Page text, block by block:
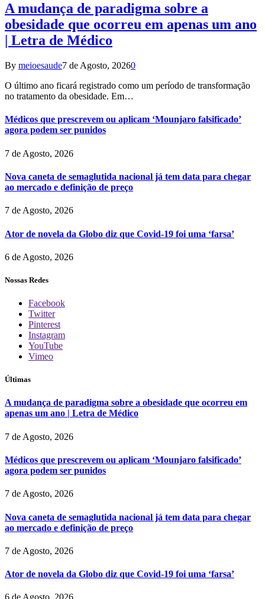
A mudança de paradigma sobre a
obesidade que ocorreu em apenas um ano
| Letra de Médico
By meioesaude7 de Agosto, 20260
O último ano ficará registrado como um período de transformação
no tratamento da obesidade. Em…
Médicos que prescrevem ou aplicam ‘Mounjaro falsificado’
agora podem ser punidos
7 de Agosto, 2026
Nova caneta de semaglutida nacional já tem data para chegar
ao mercado e definição de preço
7 de Agosto, 2026
Ator de novela da Globo diz que Covid-19 foi uma ‘farsa’
6 de Agosto, 2026
Nossas Redes
Facebook
Twitter
Pinterest
Instagram
YouTube
Vimeo
Últimas
A mudança de paradigma sobre a obesidade que ocorreu em
apenas um ano | Letra de Médico
7 de Agosto, 2026
Médicos que prescrevem ou aplicam ‘Mounjaro falsificado’
agora podem ser punidos
7 de Agosto, 2026
Nova caneta de semaglutida nacional já tem data para chegar
ao mercado e definição de preço
7 de Agosto, 2026
Ator de novela da Globo diz que Covid-19 foi uma ‘farsa’